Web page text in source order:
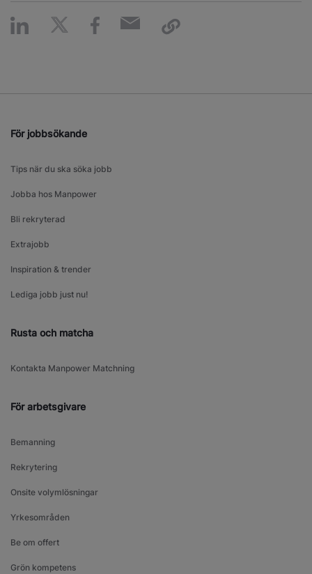
För jobbsökande
Tips när du ska söka jobb
Jobba hos Manpower
Bli rekryterad
Extrajobb
Inspiration & trender
Lediga jobb just nu!
Rusta och matcha
Kontakta Manpower Matchning
För arbetsgivare
Bemanning
Rekrytering
Onsite volymlösningar
Yrkesområden
Be om offert
Grön kompetens